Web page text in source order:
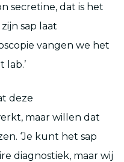
secretine, dat is het
sap laat
vangen we het
lab.’
deze
maar willen dat
‘Je kunt het sap
diagnostiek, maar wij